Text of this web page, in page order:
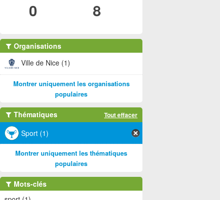
0 8
Organisations
Ville de Nice (1)
Montrer uniquement les organisations
populaires
Thématiques Tout effacer
Sport (1)
Montrer uniquement les thématiques
populaires
Mots-clés